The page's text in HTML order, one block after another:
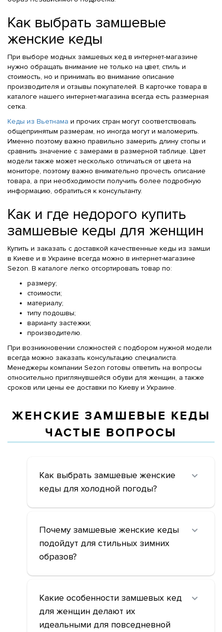
Как выбрать замшевые
женские кеды
При выборе модных замшевых кед в интернет-магазине
нужно обращать внимание не только на цвет, стиль и
стоимость, но и принимать во внимание описание
производителя и отзывы покупателей. В карточке товара в
каталоге нашего интернет-магазина всегда есть размерная
сетка.
Кеды из Вьетнама и прочих стран могут соответствовать
общепринятым размерам, но иногда могут и маломерить.
Именно поэтому важно правильно замерить длину стопы и
сравнить значение с замерами в размерной таблице. Цвет
модели также может несколько отличаться от цвета на
мониторе, поэтому важно внимательно прочесть описание
товара, а при необходимости получить более подробную
информацию, обратиться к консультанту.
Как и где недорого купить
замшевые кеды для женщин
Купить и заказать с доставкой качественные кеды из замши
в Киеве и в Украине всегда можно в интернет-магазине
Sezon. В каталоге легко отсортировать товар по:
размеру;
стоимости;
материалу;
типу подошвы;
варианту застежки;
производителю.
При возникновении сложностей с подбором нужной модели
всегда можно заказать консультацию специалиста.
Менеджеры компании Sezon готовы ответить на вопросы
относительно приглянувшейся обуви для женщин, а также
сроков или цены ее доставки по Киеву и Украине.
ЖЕНСКИЕ ЗАМШЕВЫЕ КЕДЫ
ЧАСТЫЕ ВОПРОСЫ
Как выбрать замшевые женские
кеды для холодной погоды?
Почему замшевые женские кеды
подойдут для стильных зимних
образов?
Какие особенности замшевых кед
для женщин делают их
идеальными для повседневной